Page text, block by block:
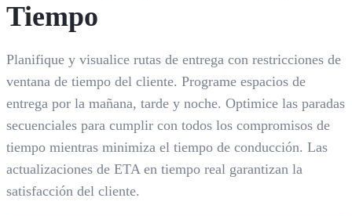
Tiempo
Planifique y visualice rutas de entrega con restricciones de
ventana de tiempo del cliente. Programe espacios de
entrega por la mañana, tarde y noche. Optimice las paradas
secuenciales para cumplir con todos los compromisos de
tiempo mientras minimiza el tiempo de conducción. Las
actualizaciones de ETA en tiempo real garantizan la
satisfacción del cliente.